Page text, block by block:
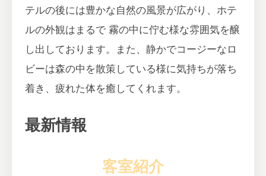
テルの後には豊かな自然の風景が広がり、ホテ
ルの外観はまるで 霧の中に佇む様な雰囲気を醸
し出しております。また、静かでコージーなロ
ビーは森の中を散策している様に気持ちが落ち
着き、疲れた体を癒してくれます。
最新情報
客室紹介